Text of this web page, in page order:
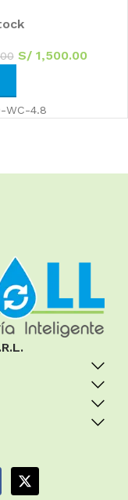
S/1,500.00
AL CARRITO
WC-4.8